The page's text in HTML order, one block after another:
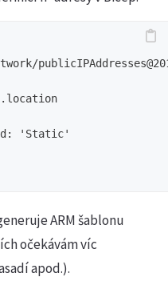
'Static'
ARM šablonu
očekávám víc
apod.).